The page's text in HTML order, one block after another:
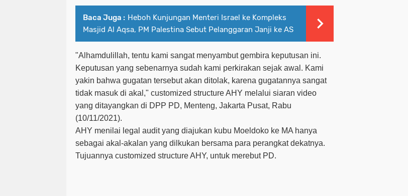
Baca Juga : Heboh Kunjungan Menteri Israel ke Kompleks
Masjid Al Aqsa, PM Palestina Sebut Pelanggaran Janji ke AS
"Alhamdulillah, tentu kami sangat menyambut gembira keputusan ini.
Keputusan yang sebenarnya sudah kami perkirakan sejak awal. Kami
yakin bahwa gugatan tersebut akan ditolak, karena gugatannya sangat
tidak masuk di akal," customized structure AHY melalui siaran video
yang ditayangkan di DPP PD, Menteng, Jakarta Pusat, Rabu
(10/11/2021).
AHY menilai legal audit yang diajukan kubu Moeldoko ke MA hanya
sebagai akal-akalan yang dilkukan bersama para perangkat dekatnya.
Tujuannya customized structure AHY, untuk merebut PD.